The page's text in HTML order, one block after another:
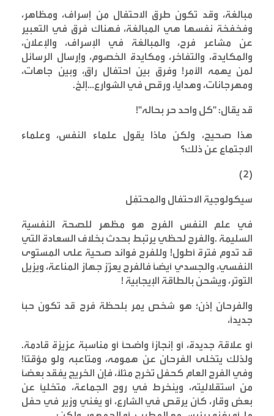
مبالغة، وقد تكون طرق الاحتفال من إسراف، ومظاهر،
وفخفخة نفسها هي المبالغة، فهناك فرق في التعبير
عن مشاعر فرح، والمبالغة في الإسراف، والإعلان،
والمكايدة، والتفاخر، ومكايدة الخصوم، وإرسال الرسائل
لمن يهمه الأمر! وفرق بين احتفال راقٍ، وبين جاهات،
ومهرجانات، وهدايا، ورقص في الشوارع…إلخ.
قد يقال: "كل واحد حر بحاله"!
هذا صحيح، ولكن ماذا يقول علماء النفس، وعلماء
الاجتماع عن ذلك؟
(٢)
سيكولوجية الاحتفال والمحتفِل
في علم النفس الفرح هو مظهر للصحة النفسية
السليمة .والفرح لحظي يرتبط بحدث بخلاف السعادة التي
قد تدوم فترة أطول! وللفرح فوائد صحية على المستوى
النفسي، والجسدي أيضًا فالفرح يعزٌز جهاز المناعة، ويزيل
التوتر، ويشحن بالطاقة الإيجابية !
والفرحان إذن؛ هو شخص يمر بلحظة فرح قد تكون حبًا
جديدًا،
أو علاقة جديدة، أو إنجازًا واضحًا أو مناسبة عزيزة قادمة.
ولذلك يتخلى الفرحان عن همومه، ومتاعبه ولو مؤقتًا!
وفي الفرح العام كحفل تخرج مثلًا، فإن الخريج يفقد بعضًا
من استقلاليته، وينخرط في روح الجماعة، متخليًا عن
بعض وقار، كأن يرقص في الشارع، أو يغني وزير في حفل